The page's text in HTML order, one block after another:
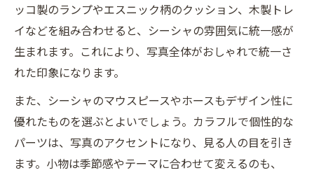
ッコ製のランプやエスニック柄のクッション、木製トレ
イなどを組み合わせると、シーシャの雰囲気に統一感が
生まれます。これにより、写真全体がおしゃれで統一さ
れた印象になります。
また、シーシャのマウスピースやホースもデザイン性に
優れたものを選ぶとよいでしょう。カラフルで個性的な
パーツは、写真のアクセントになり、見る人の目を引き
ます。小物は季節感やテーマに合わせて変えるのも、